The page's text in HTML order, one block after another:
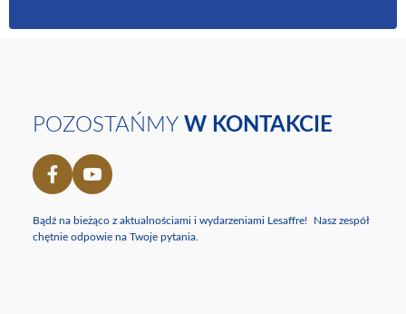
POZOSTAŃMY W KONTAKCIE
Bądź na bieżąco z aktualnościami i wydarzeniami Lesaffre! Nasz zespół
chętnie odpowie na Twoje pytania.